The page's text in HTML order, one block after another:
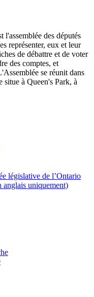
des députés
représenter, eux et leur
de débattre et de voter
des comptes, et
se réunit dans
à Queen's Park, à
législative de l’Ontario
anglais uniquement)